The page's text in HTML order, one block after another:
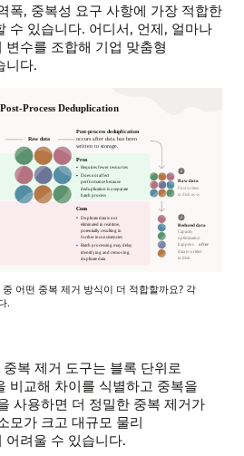
폭, 중복성 요구 사항에 가장 적합한
수 있습니다. 어디서, 언제, 얼마나
수를 조합해 기업 맞춤형
니다.
어떤 중복 제거 방식이 더 적합할까요? 각
.
중복 제거 도구는 블록 단위로
비교해 차이를 식별하고 중복을
사용하면 더 정밀한 중복 제거가
모가 크고 대규모 물리
어려울 수 있습니다.